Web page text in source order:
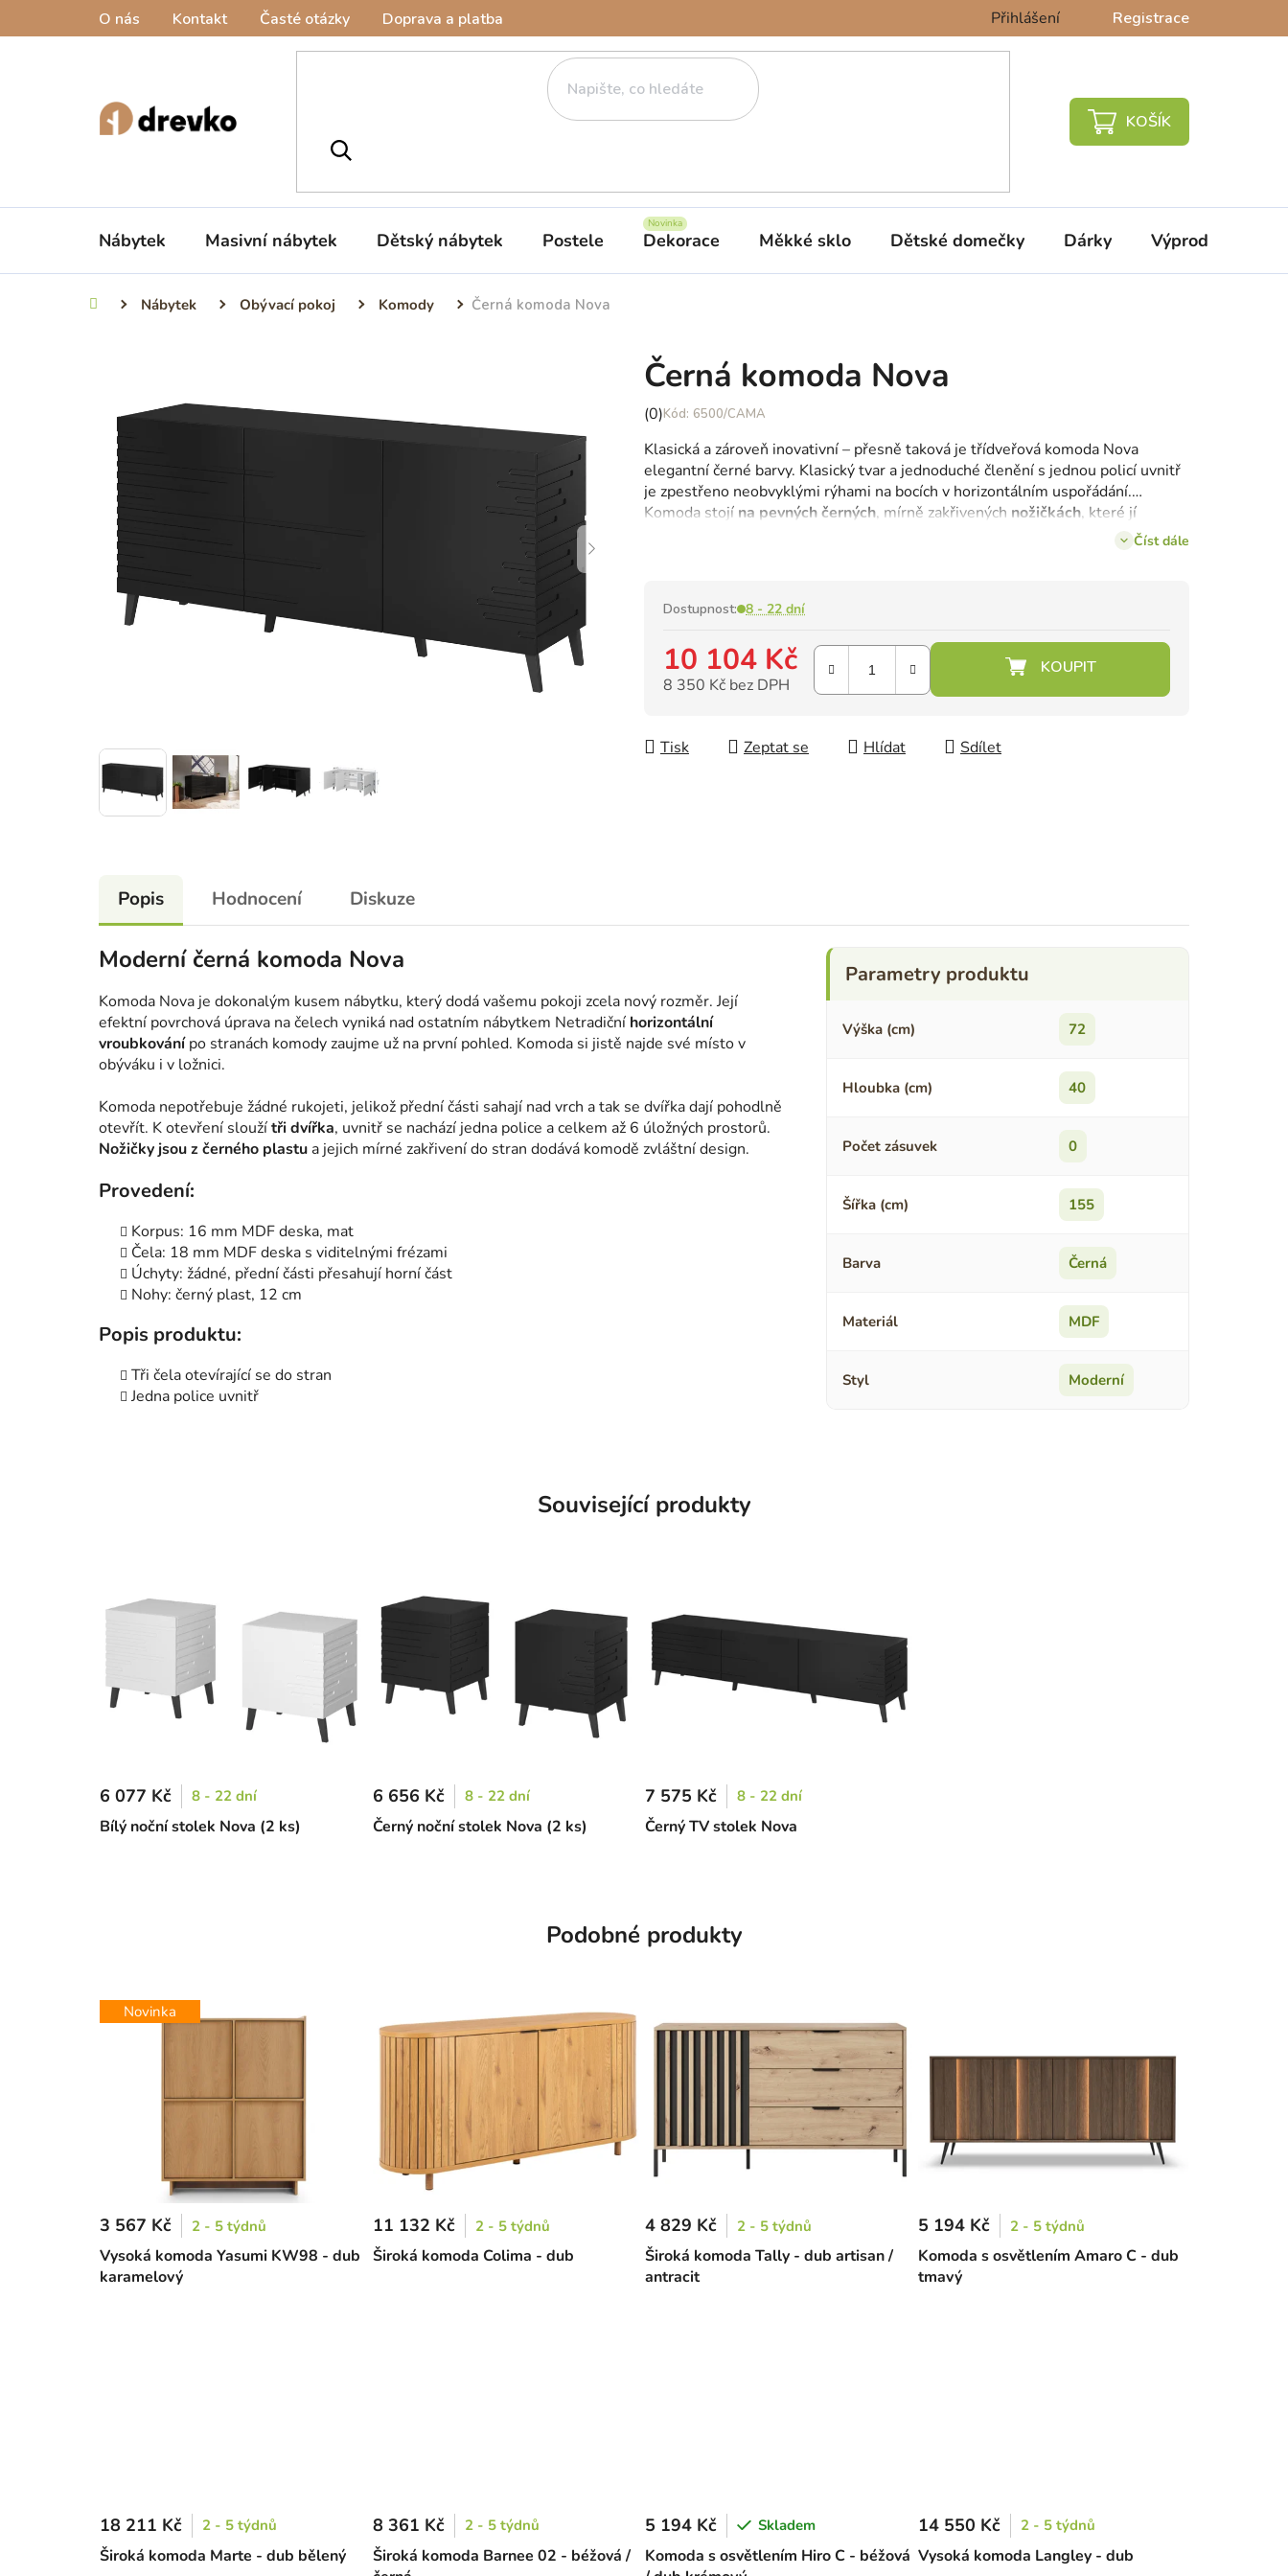
O nás Kontakt Časté otázky Doprava a platba Přihlášení Registrace
NÁKUPNÍ
Nábytek Masivní nábytek Dětský nábytek Postele Dekorace Měkké sklo Dětské domečky Dárky Výprodej %
Domů Nábytek Obývací pokoj Komody Černá komoda Nova
Černá komoda Nova
Průměrné
produktu
je
0,0
z
(0) 6500/CAMA
Klasická a zároveň inovativní – přesně taková je třídveřová komoda Nova
elegantní černé barvy. Klasický tvar a jednoduché členění s jednou policí uvnitř
je zpestřeno neobvyklými rýhami na bocích v horizontálním uspořádání.
Komoda stojí na pevných černých, mírně zakřivených nožičkách, které jí
Číst dále
Dostupnost: 8 - 22 dní
10 104 Kč
8 350 Kč bez DPH
Tisk
Zeptat se Hlídat Sdílet
Popis Hodnocení Diskuze
Moderní černá komoda Nova
Komoda Nova je dokonalým kusem nábytku, který dodá vašemu pokoji zcela nový rozměr. Její
efektní povrchová úprava na čelech vyniká nad ostatním nábytkem Netradiční horizontální
vroubkovánípo stranách komody zaujme už na první pohled. Komoda si jistě najde své místo v
obýváku i v ložnici.
Komoda nepotřebuje žádné rukojeti, jelikož přední části sahají nad vrch a tak se dvířka dají pohodlně
otevřít. K otevření sloužítři dvířka, uvnitř se nachází jedna police a celkem až 6 úložných prostorů.
Nožičky jsou z černého plastu a jejich mírné zakřivení do stran dodává komodě zvláštní design.
Provedení:
Korpus: 16 mm MDF deska, mat
Čela: 18 mm MDF deska s viditelnými frézami
Úchyty: žádné, přední části přesahují horní část
Nohy: černý plast, 12 cm
Popis produktu:
Tři čela otevírající se do stran
Jedna police uvnitř
Výška (cm) 72
Hloubka (cm) 40
Počet zásuvek 0
Šířka (cm) 155
Barva Černá
Materiál MDF
Styl Moderní
Související produkty
Bílý noční stolek Nova (2 ks)
6 077 Kč 8 - 22 dní
Černý noční stolek Nova (2 ks)
6 656 Kč 8 - 22 dní
Černý TV stolek Nova
7 575 Kč 8 - 22 dní
Podobné produkty
Novinka
Vysoká komoda Yasumi KW98 - dub
karamelový
3 567 Kč 2 - 5 týdnů
Široká komoda Colima - dub
11 132 Kč 2 - 5 týdnů
Široká komoda Tally - dub artisan /
antracit
4 829 Kč 2 - 5 týdnů
Komoda s osvětlením Amaro C - dub
tmavý
5 194 Kč 2 - 5 týdnů
Široká komoda Marte - dub bělený
18 211 Kč 2 - 5 týdnů
Široká komoda Barnee 02 - béžová /
8 361 Kč 2 - 5 týdnů
Komoda s osvětlením Hiro C - béžová
5 194 Kč Skladem
Vysoká komoda Langley - dub
14 550 Kč 2 - 5 týdnů